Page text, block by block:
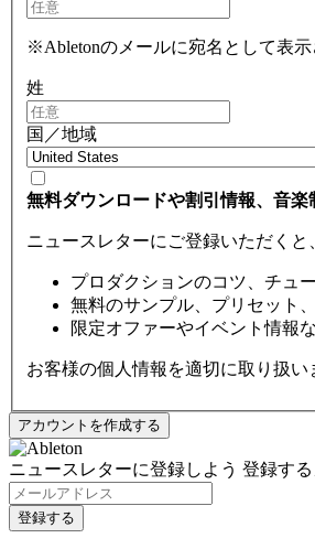
※Abletonのメールに宛名として表示
姓
国／地域
無料ダウンロードや割引情報、音楽
ニュースレターにご登録いただく
プロダクションのコツ、チュ
無料のサンプル、プリセット
限定オファーやイベント情報
お客様の個人情報を適切に取り扱
ニュースレターに登録しよう 登録す